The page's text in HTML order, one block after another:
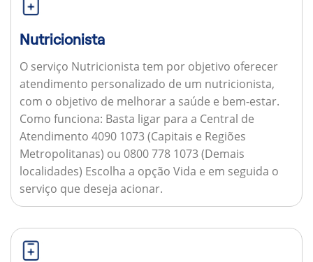
Nutricionista
O serviço Nutricionista tem por objetivo oferecer
atendimento personalizado de um nutricionista,
com o objetivo de melhorar a saúde e bem-estar.
Como funciona: Basta ligar para a Central de
Atendimento 4090 1073 (Capitais e Regiões
Metropolitanas) ou 0800 778 1073 (Demais
localidades) Escolha a opção Vida e em seguida o
serviço que deseja acionar.